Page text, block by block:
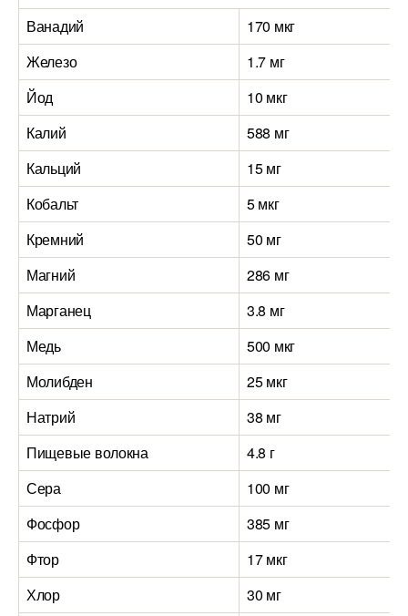
Ванадий
170 мкг
Железо
1.7 мг
Йод
10 мкг
Калий
588 мг
Кальций
15 мг
Кобальт
5 мкг
Кремний
50 мг
Магний
286 мг
Марганец
3.8 мг
Медь
500 мкг
Молибден
25 мкг
Натрий
38 мг
Пищевые волокна
4.8 г
Сера
100 мг
Фосфор
385 мг
Фтор
17 мкг
Хлор
30 мг